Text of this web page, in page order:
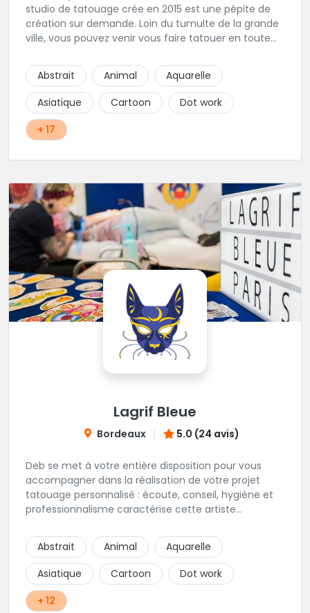
studio de tatouage crée en 2015 est une pépite de
création sur demande. Loin du tumulte de la grande
ville, vous pouvez venir vous faire tatouer en toute
projet avec Alex. Une superbe adresse dans l'aude.
Abstrait Animal
Aquarelle
Asiatique
Cartoon
Dot work
+ 17
Lagrif Bleue
Bordeaux 5.0 (24 avis)
Deb se met à votre entière disposition pour vous
accompagner dans la réalisation de votre projet
tatouage personnalisé : écoute, conseil, hygiène et
professionnalisme caractérise cette artiste
Abstrait
Animal
Aquarelle
Asiatique
Cartoon
Dot work
+ 12